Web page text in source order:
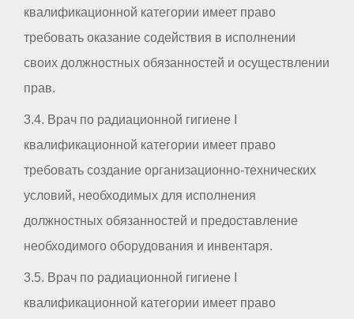
квалификационной категории имеет право
требовать оказание содействия в исполнении
своих должностных обязанностей и осуществлении
прав.
3.4. Врач по радиационной гигиене I
квалификационной категории имеет право
требовать создание организационно-технических
условий, необходимых для исполнения
должностных обязанностей и предоставление
необходимого оборудования и инвентаря.
3.5. Врач по радиационной гигиене I
квалификационной категории имеет право